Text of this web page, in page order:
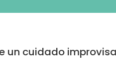
un cuidado